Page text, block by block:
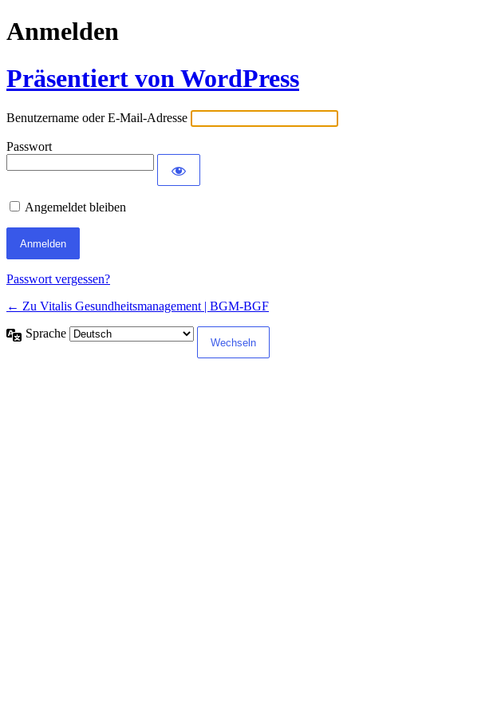
Anmelden
Präsentiert von WordPress
Benutzername oder E-Mail-Adresse
Passwort
Angemeldet bleiben
Passwort vergessen?
← Zu Vitalis Gesundheitsmanagement | BGM-BGF
Sprache